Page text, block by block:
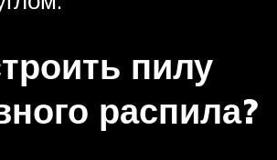
пилу
распила?